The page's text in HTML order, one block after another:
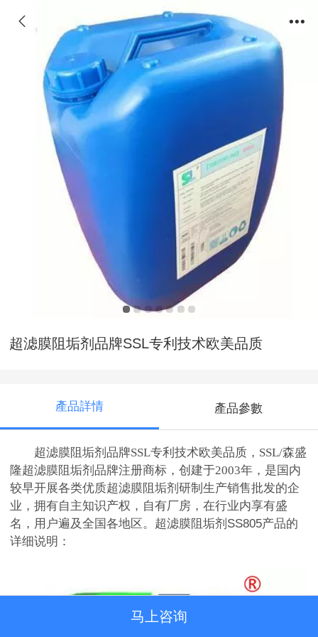
超滤膜阻垢剂品牌SSL专利技术欧美品质
產品詳情 產品參數
超滤膜阻垢剂品牌SSL专利技术欧美品质，SSL/森盛
隆超滤膜阻垢剂品牌注册商标，创建于2003年，是国内
较早开展各类优质超滤膜阻垢剂研制生产销售批发的企
业，拥有自主知识产权，自有厂房，在行业内享有盛
名，用户遍及全国各地区。 超滤膜阻垢剂SS805产品的
详细说明：
马上咨询